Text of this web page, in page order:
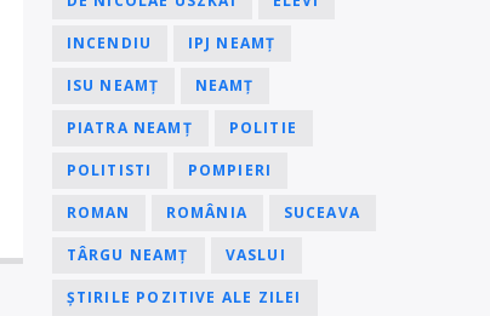
INCENDIU IPJ NEAMȚ
ISU NEAMȚ NEAMȚ
PIATRA NEAMȚ POLITIE
POLITISTI POMPIERI
ROMAN ROMÂNIA SUCEAVA
TÂRGU NEAMȚ VASLUI
ȘTIRILE POZITIVE ALE ZILEI